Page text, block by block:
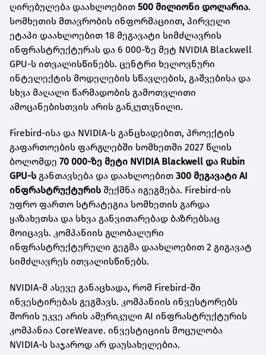
ღირებულება დაახლოებით 500 მილიონი დოლარია.
სომხეთის მთავრობის ინფორმაციით, პირველი
ეტაპი დაახლოებით 18 მეგავატი სიმძლავრის
ინფრასტრუქტურას და 6 000-ზე მეტ NVIDIA Blackwell
GPU-ს ითვალისწინებს. ცენტრი ხელოვნური
ინტელექტის მოდელების სწავლების, გაშვებისა და
სხვა მაღალი წარმადობის გამოთვლითი
ამოცანებისთვის არის განკუთვნილი.
Firebird-ისა და NVIDIA-ს განცხადებით, პროექტის
გაფართოების ფარგლებში სომხეთში 2027 წლის
ბოლომდე 70 000-ზე მეტი NVIDIA Blackwell და Rubin
GPU-ს განთავსება და დაახლოებით 300 მეგავატი AI
ინფრასტრუქტურის შექმნა იგეგმება. Firebird-ის
უფრო ფართო სტრატეგია სომხეთის გარდა
ყაზახეთსა და სხვა განვითარებად ბაზრებსაც
მოიცავს. კომპანიის გლობალური
ინფრასტრუქტურული გეგმა დაახლოებით 2 გიგავატ
სიმძლავრეს ითვალისწინებს.
NVIDIA-მ ასევე განაცხადა, რომ Firebird-ში
ინვესტირებას გეგმავს. კომპანიის ინვესტორებს
შორის უკვე არის ამერიკული AI ინფრასტრუქტურის
კომპანია CoreWeave. ინვესტიციის მოცულობა
NVIDIA-ს საჯაროდ არ დაუსახელებია.